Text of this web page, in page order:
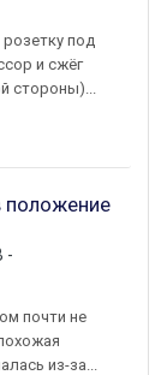
под
и сжёг
стороны)...
положение
-
почти не
из-за...